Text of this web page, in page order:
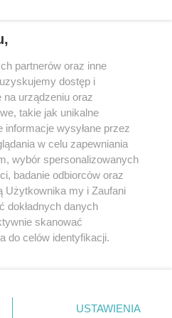
Prywatność
Praca Łódź
Facebook.com
Youtube.com
partnerów oraz inne
dostęp i
urządzeniu oraz
takie jak unikalne
informacje wysyłane przez
w celu zapewniania
wybór spersonalizowanych
badanie odbiorców oraz
Użytkownika my i Zaufani
dokładnych danych
skanować
do celów identyfikacji.
ustawień prywatności
rogu strony
. Niektóre
USTAWIENIA